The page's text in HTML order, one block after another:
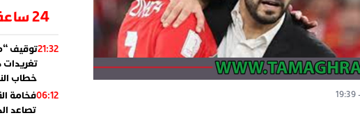
24 ساعة
21:32توقيف
خطاب
06:12فخامة
تصاعد